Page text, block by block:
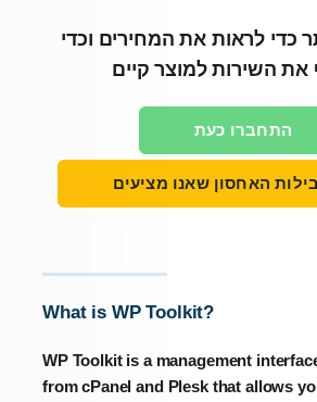
כדי לראות את המחירים וכדי
את השירות למוצר קיים
התחברו כעת
האחסון שאנו מציעים
What is WP Toolkit?
WP Toolkit is a management
from cPanel and Plesk that allows